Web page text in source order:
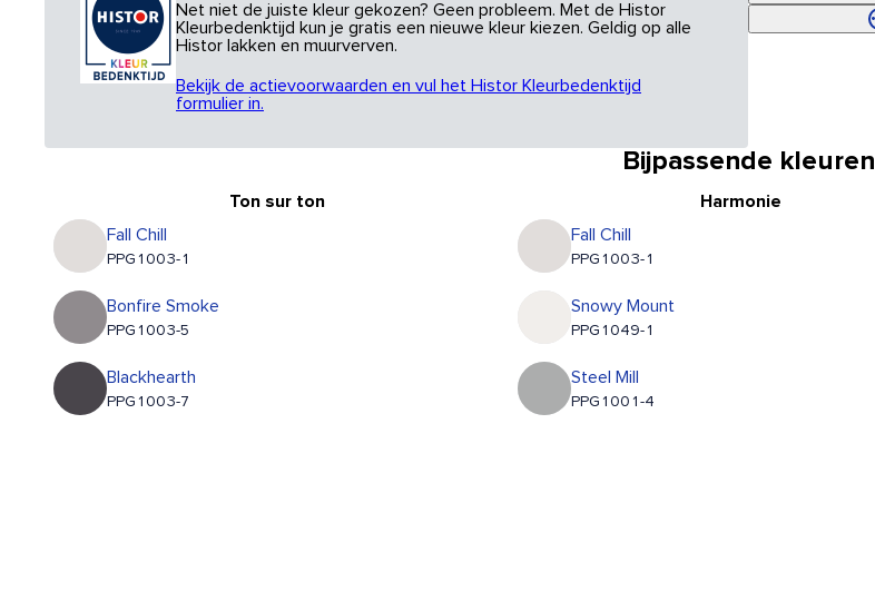
Net niet de juiste kleur gekozen? Geen probleem. Met de Histor
Kleurbedenktijd kun je gratis een nieuwe kleur kiezen. Geldig op alle
Histor lakken en muurverven.
Bekijk de actievoorwaarden en vul het Histor Kleurbedenktijd
formulier in.
Bijpassende kleuren
Ton sur ton
Fall Chill
PPG1003-1
Bonfire Smoke
PPG1003-5
Blackhearth
PPG1003-7
Harmonie
Fall Chill
PPG1003-1
Snowy Mount
PPG1049-1
Steel Mill
PPG1001-4